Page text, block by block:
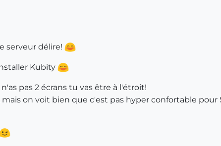
serveur délire!
Kubity
pas 2 écrans tu vas être à l'étroit!
on voit bien que c'est pas hyper confortable